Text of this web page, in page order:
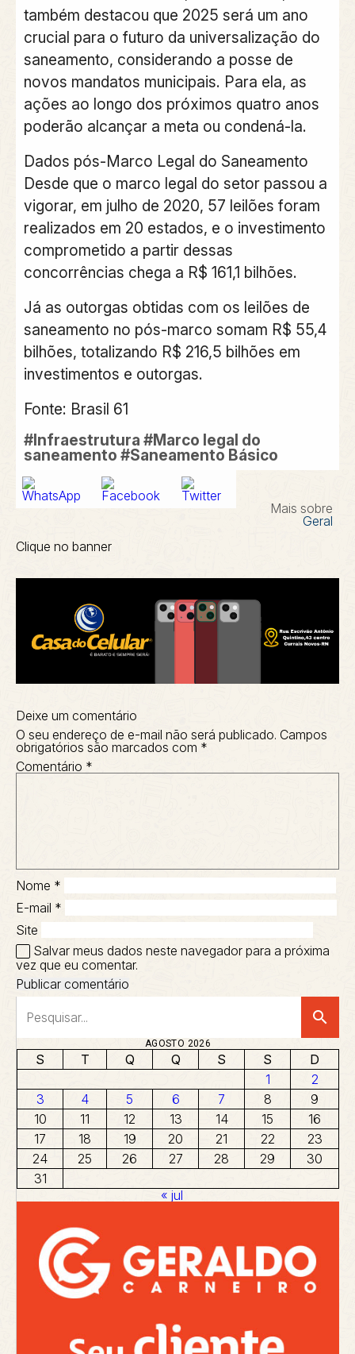
também destacou que 2025 será um ano
crucial para o futuro da universalização do
saneamento, considerando a posse de
novos mandatos municipais. Para ela, as
ações ao longo dos próximos quatro anos
poderão alcançar a meta ou condená-la.
Dados pós-Marco Legal do Saneamento
Desde que o marco legal do setor passou a
vigorar, em julho de 2020, 57 leilões foram
realizados em 20 estados, e o investimento
comprometido a partir dessas
concorrências chega a R$ 161,1 bilhões.
Já as outorgas obtidas com os leilões de
saneamento no pós-marco somam R$ 55,4
bilhões, totalizando R$ 216,5 bilhões em
investimentos e outorgas.
Fonte: Brasil 61
#Infraestrutura #Marco legal do
saneamento #Saneamento Básico
Mais sobre
Geral
Clique no banner
Deixe um comentário
O seu endereço de e-mail não será publicado. Campos
obrigatórios são marcados com *
Comentário *
Nome *
E-mail *
Site
Salvar meus dados neste navegador para a próxima
vez que eu comentar.
search
AGOSTO 2026
S T Q Q S S
D
1
2
3
4 5 6 7 8
9
10
11 12 13 14 15
16
17
18 19 20 21 22
23
24
25 26 27 28 29
30
31
« jul